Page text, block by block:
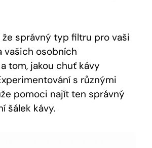
že správný typ filtru pro ⁣vaši
vašich osobních
​tom, jakou chuť kávy⁤
s různými
pomoci najít ten⁤ správný⁣
šálek kávy.